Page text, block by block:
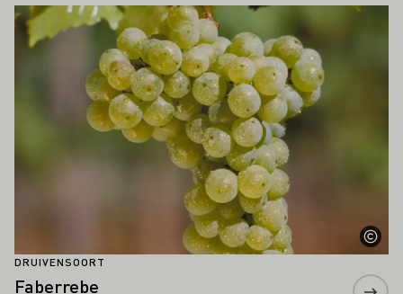
DRUIVENSOORT
Faberrebe
Meer informatie